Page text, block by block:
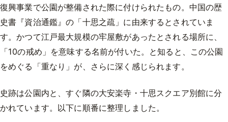
復興事業で公園が整備された際に付けられたもの。中国の歴
史書『資治通鑑』の「十思之疏」に由来するとされていま
す。かつて江戸最大規模の牢屋敷があったとされる場所に、
「10の戒め」を意味する名前が付いた。と知ると、この公園
をめぐる「重なり」が、さらに深く感じられます。
史跡は公園内と、すぐ隣の大安楽寺・十思スクエア別館に分
かれています。以下に順番に整理しました。